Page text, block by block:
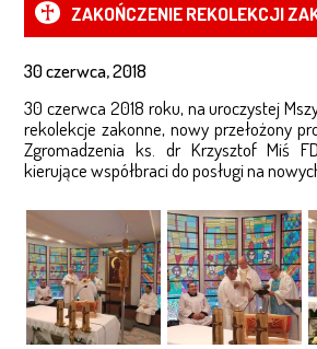
ŻYCIE KS. ORIONE – CHRONOLOGICZNIE
ŻYCIE I PISMA
FILMY O KSIĘDZU ORIONE
MODLITWY
PARAFIE I DZIEŁA
ZAKOŃCZENIE REKOLEKCJI
30 czerwca, 2018
30 czerwca 2018 roku, na uroczystej
rekolekcje zakonne, nowy przełożony
Zgromadzenia ks. dr Krzysztof Miś
kierujące współbraci do posługi na